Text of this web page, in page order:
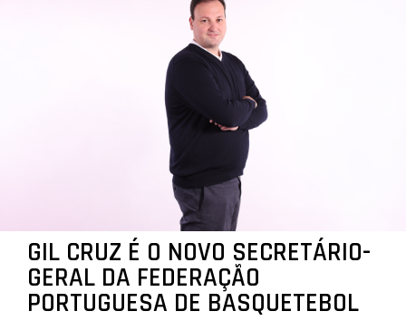
GIL CRUZ É O NOVO SECRETÁRIO-
GERAL DA FEDERAÇÃO
PORTUGUESA DE BASQUETEBOL